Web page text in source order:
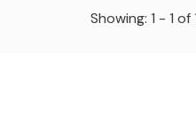
Showing: 1 - 1 of